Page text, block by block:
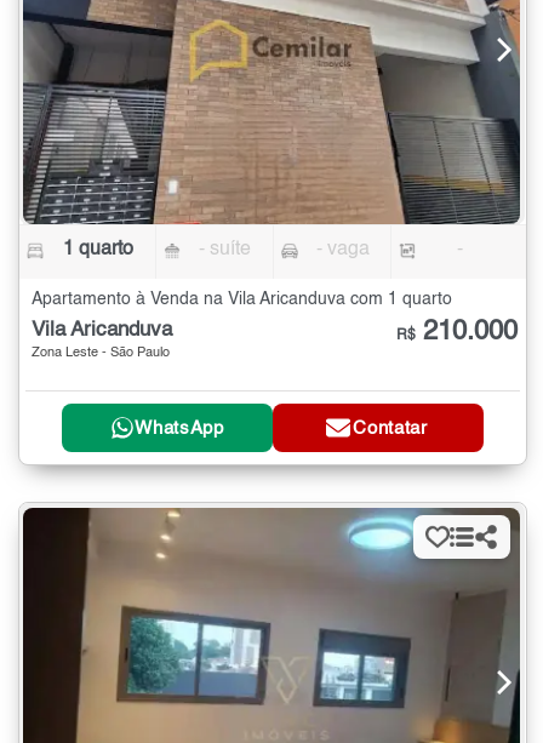
1 quarto - suíte - vaga -
Apartamento à Venda na Vila Aricanduva com 1 quarto
Vila Aricanduva
Zona Leste - São Paulo
R$ 210.000
WhatsApp Contatar